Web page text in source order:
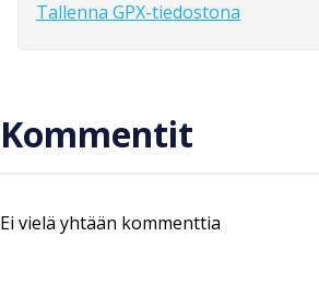
Tallenna GPX-tiedostona
Kommentit
Ei vielä yhtään kommenttia